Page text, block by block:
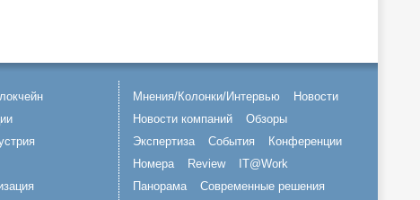
Мнения/Колонки/Интервью
Новости
Новости компаний
Обзоры
Экспертиза
События
Конференции
Номера
Review
IT@Work
Панорама
Современные решения